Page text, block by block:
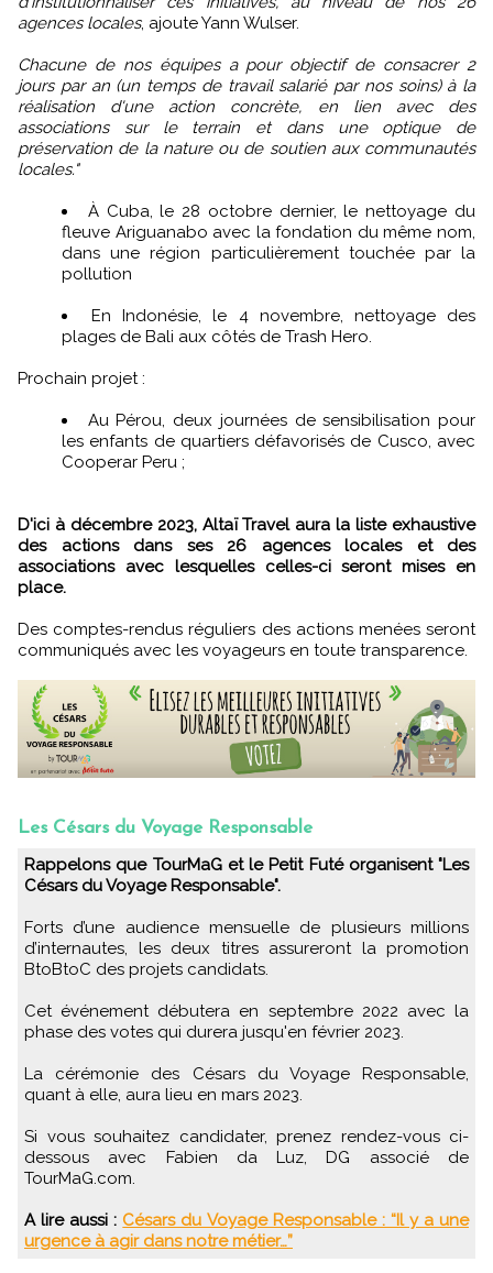
agences locales, ajoute Yann Wulser.
Chacune de nos équipes a pour objectif de consacrer 2
jours par an (un temps de travail salarié par nos soins) à la
réalisation d'une action concrète, en lien avec des
associations sur le terrain et dans une optique de
préservation de la nature ou de soutien aux communautés
locales."
À Cuba, le 28 octobre dernier, le nettoyage du
fleuve Ariguanabo avec la fondation du même nom,
dans une région particulièrement touchée par la
pollution
En Indonésie, le 4 novembre, nettoyage des
plages de Bali aux côtés de Trash Hero.
Prochain projet :
Au Pérou, deux journées de sensibilisation pour
les enfants de quartiers défavorisés de Cusco, avec
Cooperar Peru ;
D'ici à décembre 2023, Altaï Travel aura la liste exhaustive
des actions dans ses 26 agences locales et des
associations avec lesquelles celles-ci seront mises en
place.
Des comptes-rendus réguliers des actions menées seront
communiqués avec les voyageurs en toute transparence.
Les Césars du Voyage Responsable
Rappelons que TourMaG et le Petit Futé organisent "Les
Césars du Voyage Responsable".
Forts d’une audience mensuelle de plusieurs millions
d’internautes, les deux titres assureront la promotion
BtoBtoC des projets candidats.
Cet événement débutera en septembre 2022 avec la
phase des votes qui durera jusqu'en février 2023.
La cérémonie des Césars du Voyage Responsable,
quant à elle, aura lieu en mars 2023.
Si vous souhaitez candidater, prenez rendez-vous ci-
dessous avec Fabien da Luz, DG associé de
TourMaG.com.
A lire aussi : Césars du Voyage Responsable : “Il y a une
urgence à agir dans notre métier…”